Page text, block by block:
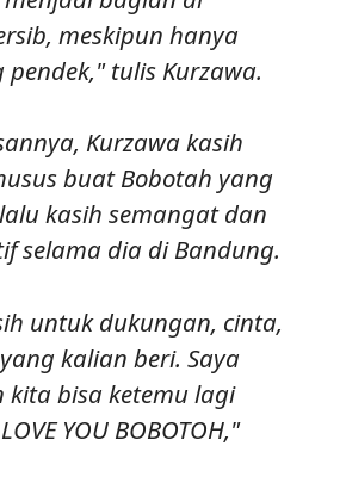
meskipun hanya
tulis Kurzawa.
Kurzawa kasih
buat Bobotah yang
kasih semangat dan
selama dia di Bandung.
untuk dukungan, cinta,
kalian beri. Saya
bisa ketemu lagi
YOU BOBOTOH,"